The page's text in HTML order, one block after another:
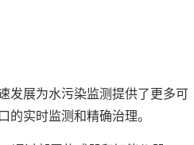
发展为水污染监测提供了更多可
的实时监测和精确治理。